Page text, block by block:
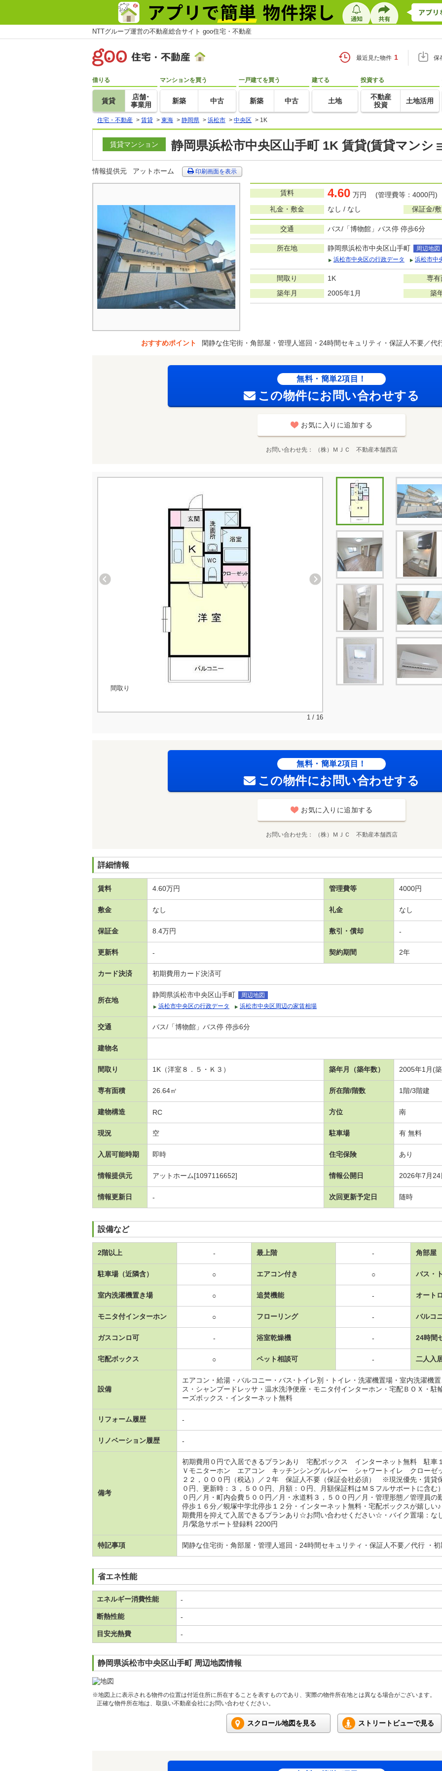
NTTグループ運営の不動産総合サイト goo住宅・不動産
最近見た物件 1 保
借りる
賃貸
店舗･
事業用
マンションを買う
新築 中古
一戸建てを買う
新築 中古
建てる
土地
投資する
不動産
投資
土地活用
住宅・不動産 > 賃貸 > 東海 > 静岡県 > 浜松市 > 中央区 > 1K
賃貸マンション 静岡県浜松市中央区山手町 1K 賃貸(賃貸マンシ
情報提供元 アットホーム 印刷画面を表示
賃料 4.60 万円 (管理費等：4000円)
礼金・敷金
なし / なし 保証金/
交通 バス/「博物館」バス停 停歩6分
所在地 静岡県浜松市中央区山手町
周辺地図
浜松市中央区の行政データ
浜松市中
間取り 1K 専有
築年月 2005年1月 築
おすすめポイント 閑静な住宅街・角部屋・管理人巡回・24時間セキュリティ・保証人不要／代
無料・簡単2項目！
この物件にお問い合わせする
お気に入りに追加する
お問い合わせ先 （株）ＭＪＣ 不動産本舗西店
間取り
1 / 16
無料・簡単2項目！
この物件にお問い合わせする
お気に入りに追加する
お問い合わせ先 （株）ＭＪＣ 不動産本舗西店
詳細情報
賃料 4.60万円 管理費等 4000円
敷金 なし 礼金 なし
保証金 8.4万円 敷引・償却 -
更新料 - 契約期間 2年
カード決済 初期費用カード決済可
所在地
静岡県浜松市中央区山手町
周辺地図
浜松市中央区の行政データ
浜松市中央区周辺の家賃相場
交通 バス/「博物館」バス停 停歩6分
建物名
間取り 1K（洋室８．５・Ｋ３） 築年月（築年数） 2005年1月(
専有面積 26.64㎡ 所在階/階数 1階/3階建
建物構造 RC 方位 南
現況 空 駐車場 有 無料
入居可能時期 即時 住宅保険 あり
情報提供元 アットホーム[1097116652] 情報公開日 2026年7月24
情報更新日 - 次回更新予定日 随時
設備など
2階以上 - 最上階 - 角部屋
駐車場（近隣含） ○ エアコン付き ○ バス・
室内洗濯機置き場 ○ 追焚機能 - オート
モニタ付インターホン ○ フローリング - バルコ
ガスコンロ可 - 浴室乾燥機 - 24時間
宅配ボックス ○ ペット相談可 - 二人入
設備
エアコン・給湯・バルコニー・バス･トイレ別・トイレ・洗濯機置場・室内洗濯機
ス・シャンプードレッサ・温水洗浄便座・モニタ付インターホン・宅配ＢＯＸ・駐
ーズボックス・インターネット無料
リフォーム履歴 -
リノベーション履歴 -
備考
初期費用０円で入居できるプランあり 宅配ボックス インターネット無料
Ｖモニターホン エアコン キッチンシングルレバー シャワートイレ クロー
２２，０００円（税込）／２年 保証人不要（保証会社必須） ※現況優先・賃貸
０円、更新時：３，５００円、月額：０円、月額保証料はＭＳフルサポートに含む
０円／月・町内会費５００円／月・水道料３，５００円／月・管理形態／管理員
停歩１６分／蜆塚中学北停歩１２分・インターネット無料・宅配ボックスが嬉し
期費用を抑えて入居できるプランあり☆お問い合わせください☆・バイク置場：な
月/緊急サポート登録料 2200円
特記事項 閑静な住宅街・角部屋・管理人巡回・24時間セキュリティ・保証人不要／代行 ・
省エネ性能
エネルギー消費性能 -
断熱性能 -
目安光熱費 -
静岡県浜松市中央区山手町 周辺地図情報
※地図上に表示される物件の位置は付近住所に所在することを表すものであり、実際の物件所在地とは異なる場合がございます。
正確な物件所在地は、取扱い不動産会社にお問い合わせください。
スクロール地図を見る ストリートビューで見る